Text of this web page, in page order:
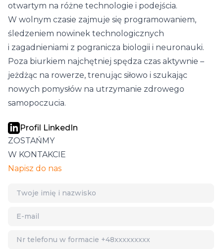
otwartym na różne technologie i podejścia.
W wolnym czasie zajmuje się programowaniem,
śledzeniem nowinek technologicznych
i zagadnieniami z pogranicza biologii i neuronauki.
Poza biurkiem najchętniej spędza czas aktywnie –
jeżdżąc na rowerze, trenując siłowo i szukając
nowych pomysłów na utrzymanie zdrowego
samopoczucia.
Profil LinkedIn
ZOSTAŃMY
W KONTAKCIE
Napisz do nas